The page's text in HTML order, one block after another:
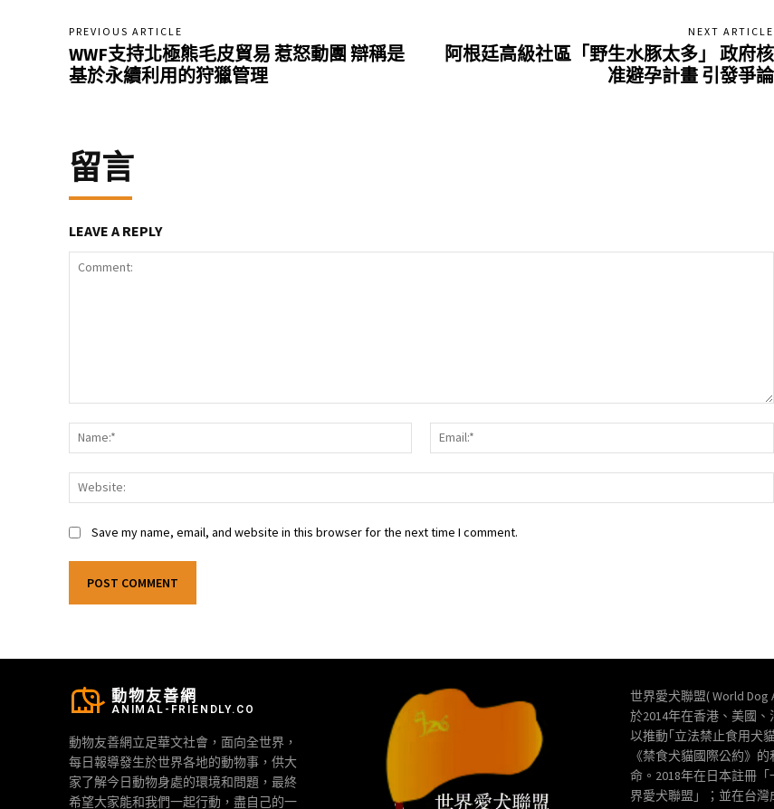
PREVIOUS ARTICLE
WWF支持北極熊毛皮貿易 惹怒動團 辯稱是
基於永續利用的狩獵管理
NEXT ARTICLE
阿根廷高級社區「野生水豚太多」 政府核
准避孕計畫 引發爭論
留言
LEAVE A REPLY
Name:*
Save my name, email, and website in this browser for the next time I comment.
動物友善網
ANIMAL-FRIENDLY.CO
動物友善網立足華文社會，面向全世界，
每日報導發生於世界各地的動物事，供大
家了解今日動物身處的環境和問題，最終
希望大家能和我們一起行動，盡自己的一
世界愛犬聯盟( World Dog
於2014年在香港、美國、
以推動｢立法禁止食用犬
《禁食犬貓國際公約》
命。2018年在日本註冊
界愛犬聯盟」；並在台